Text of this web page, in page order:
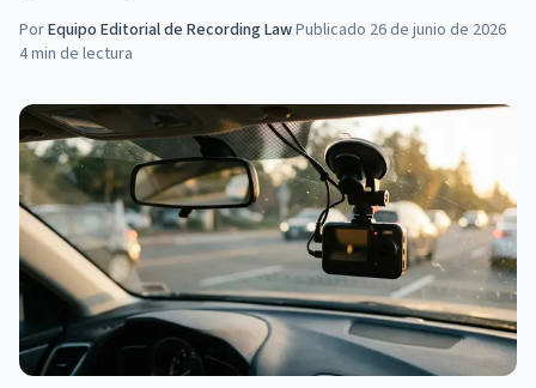
PorEquipo Editorial de Recording Law·Publicado 26 de junio de 2026
4min de lectura